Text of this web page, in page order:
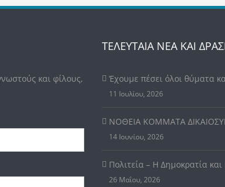
και φίλους,
ΤΕΛΕΥΤΑΙΑ ΝΕΑ ΚΑΙ
Έχουμε πέσει όλοι θύματα
11 Ιουλίου, 2026
ΝΟΘΕΙΑ ΚΟΜΜΑΤΑ
14 Ιουνίου, 2026
Πολιτεία – Η Δημοκρατία
26 Μαΐου, 2026